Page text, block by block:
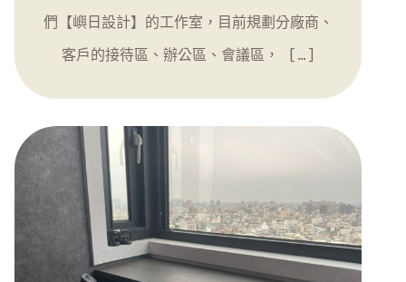
們【嶼日設計】的工作室，目前規劃分廠商、
客戶的接待區、辦公區、會議區， […]